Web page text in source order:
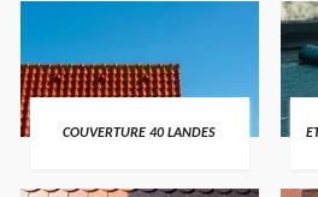
COUVERTURE 40 LANDES